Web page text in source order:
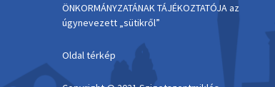
ÖNKORMÁNYZATÁNAK TÁJÉKOZTATÓJA az
úgynevezett „sütikről”
Oldal térkép